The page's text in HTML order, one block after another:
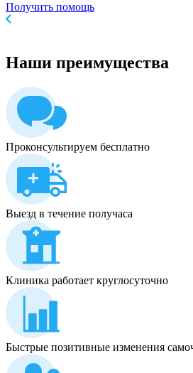
Получить помощь
Наши преимущества
Проконсультируем бесплатно
Выезд в течение получаса
Клиника работает круглосуточно
Быстрые позитивные изменения